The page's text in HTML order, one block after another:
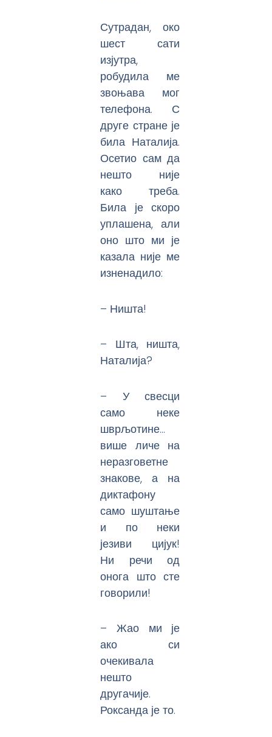
Сутрадан, око
шест сати
изјутра,
робудила ме
звоњава мог
телефона. С
друге стране је
била Наталија.
Осетио сам да
нешто није
како треба.
Била је скоро
уплашена, али
оно што ми је
казала није ме
изненадило:
– Ништа!
– Шта, ништа,
Наталија?
– У свесци
само неке
шврљотине…
више личе на
неразговетне
знакове, а на
диктафону
само шуштање
и по неки
језиви цијук!
Ни речи од
онога што сте
говорили!
– Жао ми је
ако си
очекивала
нешто
другачије.
Роксанда је то.